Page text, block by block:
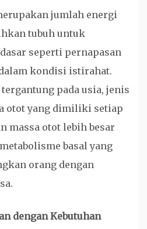
jumlah energi
tubuh untuk
seperti pernapasan
kondisi istirahat.
pada usia, jenis
otot yang dimiliki setiap
massa otot lebih besar
basal yang
orang dengan
dengan Kebutuhan